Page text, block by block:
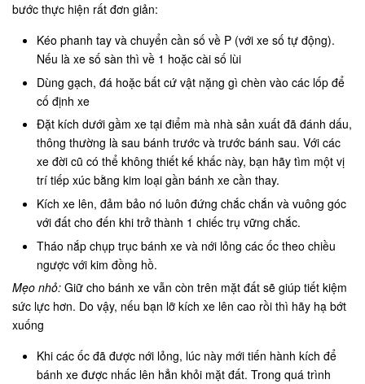
bước thực hiện rất đơn giản:
Kéo phanh tay và chuyển cần số về P (với xe số tự động).
Nếu là xe số sàn thì về 1 hoặc cài số lùi
Dùng gạch, đá hoặc bất cứ vật nặng gì chèn vào các lốp để
cố định xe
Đặt kích dưới gầm xe tại điểm mà nhà sản xuất đã đánh dấu,
thông thường là sau bánh trước và trước bánh sau. Với các
xe đời cũ có thể không thiết kế khấc này, bạn hãy tìm một vị
trí tiếp xúc bằng kim loại gần bánh xe cần thay.
Kích xe lên, đảm bảo nó luôn đứng chắc chắn và vuông góc
với đất cho đến khi trở thành 1 chiếc trụ vững chắc.
Tháo nắp chụp trục bánh xe và nới lỏng các ốc theo chiều
ngược với kim đồng hồ.
Mẹo nhỏ: Giữ cho bánh xe vẫn còn trên mặt đất sẽ giúp tiết kiệm
sức lực hơn. Do vậy, nếu bạn lỡ kích xe lên cao rồi thì hãy hạ bớt
xuống
Khi các ốc đã được nới lỏng, lúc này mới tiến hành kích để
bánh xe được nhấc lên hẳn khỏi mặt đất. Trong quá trình